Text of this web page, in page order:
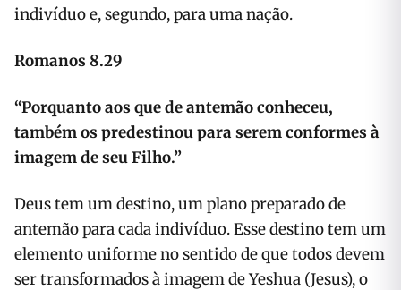
indivíduo e, segundo, para uma nação.
Romanos 8.29
“Porquanto aos que de antemão conheceu,
também os predestinou para serem conformes à
imagem de seu Filho.”
Deus tem um destino, um plano preparado de
antemão para cada indivíduo. Esse destino tem um
elemento uniforme no sentido de que todos devem
ser transformados à imagem de Yeshua (Jesus), o